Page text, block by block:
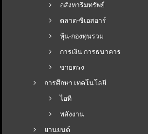
อสังหาริมทรัพย์
ตลาด-ซีเอสอาร์
หุ้น-กองทุนรวม
การเงิน การธนาคาร
ขายตรง
การศึกษา เทคโนโลยี
ไอที
พลังงาน
ยานยนต์